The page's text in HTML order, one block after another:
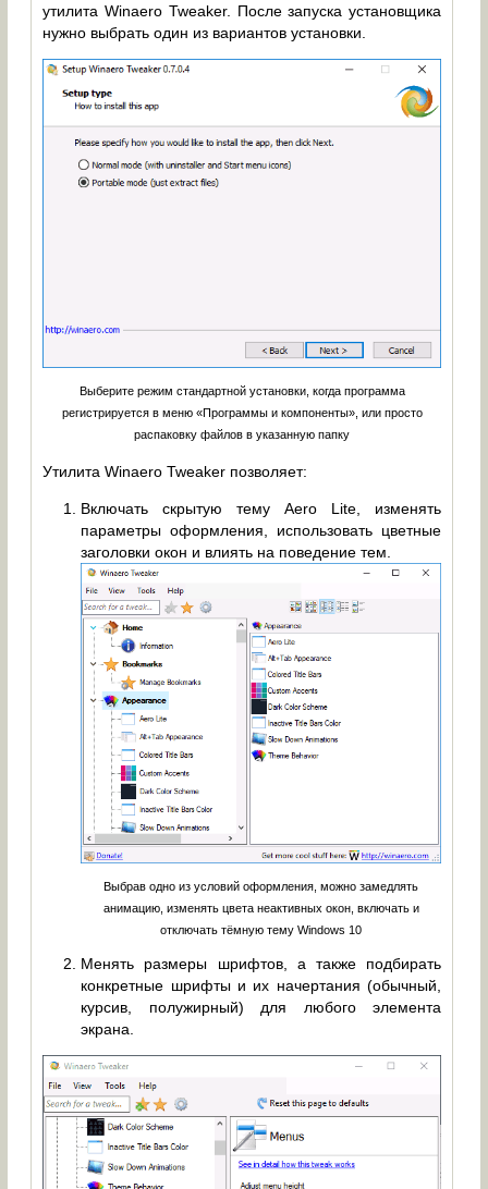
утилита Winaero Tweaker. После запуска установщика
нужно выбрать один из вариантов установки.
Выберите режим стандартной установки, когда программа
регистрируется в меню «Программы и компоненты», или просто
распаковку файлов в указанную папку
Утилита Winaero Tweaker позволяет:
Включать скрытую тему Aero Lite, изменять
параметры оформления, использовать цветные
заголовки окон и влиять на поведение тем.
Выбрав одно из условий оформления, можно замедлять
анимацию, изменять цвета неактивных окон, включать и
отключать тёмную тему Windows 10
Менять размеры шрифтов, а также подбирать
конкретные шрифты и их начертания (обычный,
курсив, полужирный) для любого элемента
экрана.